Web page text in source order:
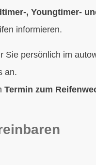
, Youngtimer-
informieren.
Sie persönlich im
an.
Termin zum